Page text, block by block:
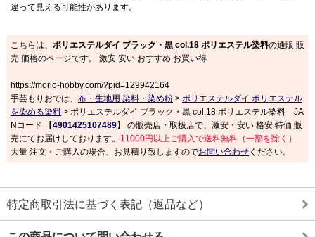
違って見える可能性があります。
こちらは、 ポリエステルダイ ブラック・黒 col.18 ポリエステル染料の通販 販
売 価格のページです。 激安 安い おすすめ お買い得
https://morio-hobby.com/?pid=129942164
手芸もりおでは、 布・生地用 染料・染め粉 > ポリエステルダイ ポリエステル
を染める染料 > ポリエステルダイ ブラック・黒 col.18 ポリエステル染料 JA
Nコード 【4901425107489】 の販売店・取扱店で、激安・安い 格安 特価 販
売にてお届けしております。 11000円以上ご購入で送料無料（一部を除く）
大量 注文・ご購入の場合、お見積り致しますのでお問い合わせ ください。
特定商取引法に基づく表記（返品など）